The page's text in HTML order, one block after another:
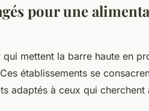
pour une
mettent la barre haute en
établissements se
adaptés à ceux qui cherchent